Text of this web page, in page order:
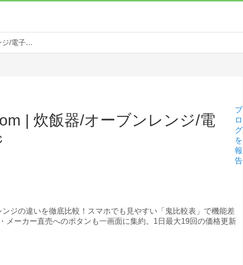
鬼比較.com | 炊飯器/オーブンレンジ/電子レンジ
| 炊飯器/オーブンレンジ/電
ブ
ロ
グ
を
報
告
ジの違いを徹底比較！スマホでも見やすい「鬼比較表」で機能差
メーカー直売へのボタンも一画面に集約。1日最大19回の価格更新